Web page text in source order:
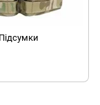
Підсумки